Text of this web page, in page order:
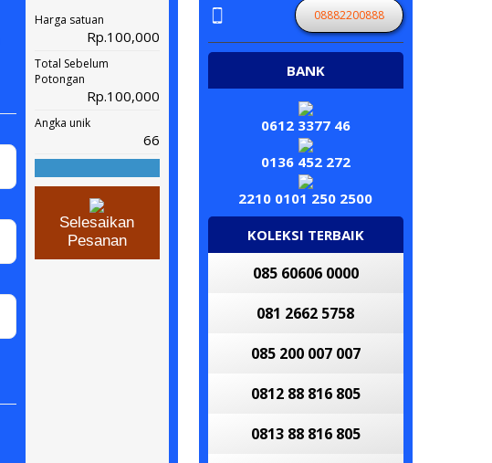
Harga satuan
Rp.100,000
Total Sebelum
Potongan
Rp.100,000
Angka unik
66
Selesaikan
Pesanan
08882200888
BANK
0612 3377 46
0136 452 272
2210 0101 250 2500
KOLEKSI TERBAIK
085 60606 0000
081 2662 5758
085 200 007 007
0812 88 816 805
0813 88 816 805